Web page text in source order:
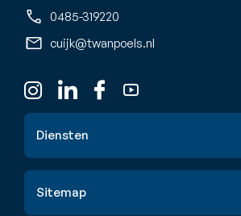
0485-319220
cuijk@twanpoels.nl
Diensten
Sitemap